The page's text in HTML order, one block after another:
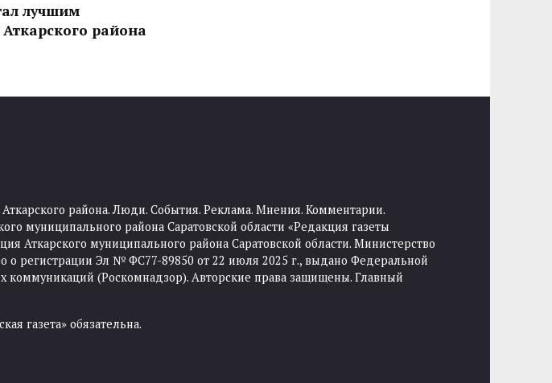
лучшим
района
района. Люди. События. Реклама. Мнения. Комментарии.
муниципального района Саратовской области «Редакция газеты
Аткарского муниципального района Саратовской области. Министерство
о регистрации Эл № ФС77-89850 от 22 июля 2025 г., выдано Федеральной
(Роскомнадзор). Авторские права защищены. Главный
газета» обязательна.